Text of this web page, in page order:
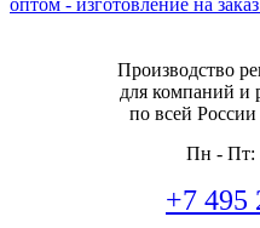
Производство
для компаний и
по всей
Пн - Пт:
+7 495